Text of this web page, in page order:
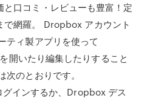
と口コミ・レビューも豊富！定
で網羅。 Dropbox アカウント
ティ製アプリを使って
開いたり編集したりすること
次のとおりです。
インするか、Dropbox デス